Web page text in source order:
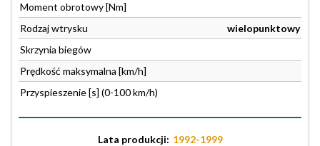
Moment obrotowy [Nm]
Rodzaj wtrysku
wielopunktowy
Skrzynia biegów
Prędkość maksymalna [km/h]
Przyspieszenie [s] (0-100 km/h)
Lata produkcji: 1992-1999